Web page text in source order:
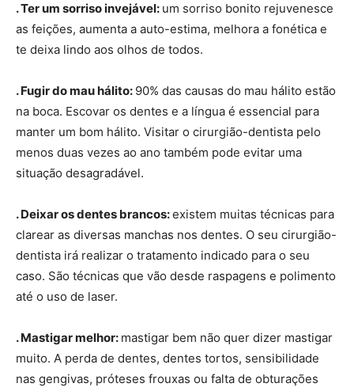
. Ter um sorriso invejável: um sorriso bonito rejuvenesce
as feições, aumenta a auto-estima, melhora a fonética e
te deixa lindo aos olhos de todos.
. Fugir do mau hálito: 90% das causas do mau hálito estão
na boca. Escovar os dentes e a língua é essencial para
manter um bom hálito. Visitar o cirurgião-dentista pelo
menos duas vezes ao ano também pode evitar uma
situação desagradável.
. Deixar os dentes brancos:existem muitas técnicas para
clarear as diversas manchas nos dentes. O seu cirurgião-
dentista irá realizar o tratamento indicado para o seu
caso. São técnicas que vão desde raspagens e polimento
até o uso de laser.
. Mastigar melhor: mastigar bem não quer dizer mastigar
muito. A perda de dentes, dentes tortos, sensibilidade
nas gengivas, próteses frouxas ou falta de obturações